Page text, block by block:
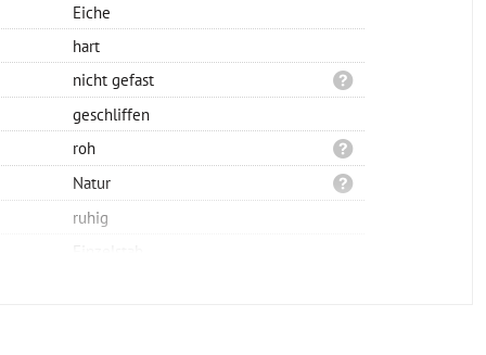
Eiche
hart
nicht gefast
geschliffen
roh
Natur
ruhig